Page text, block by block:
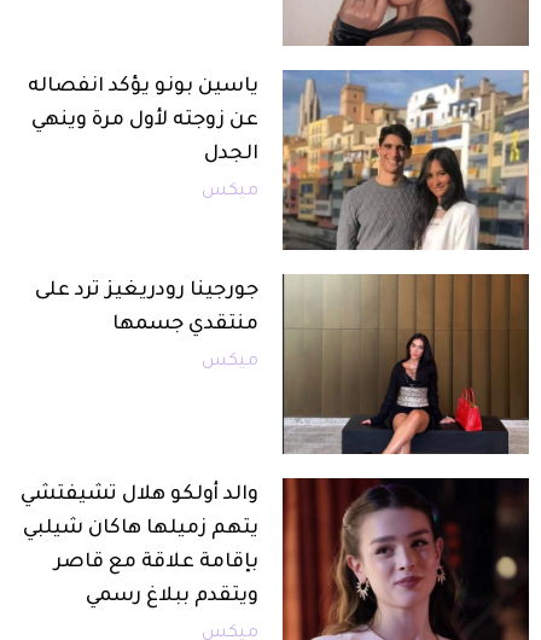
ياسين بونو يؤكد انفصاله
عن زوجته لأول مرة وينهي
الجدل
ميكس
جورجينا رودريغيز ترد على
منتقدي جسمها
ميكس
والد أولكو هلال تشيفتشي
يتهم زميلها هاكان شيلبي
بإقامة علاقة مع قاصر
ويتقدم ببلاغ رسمي
ميكس